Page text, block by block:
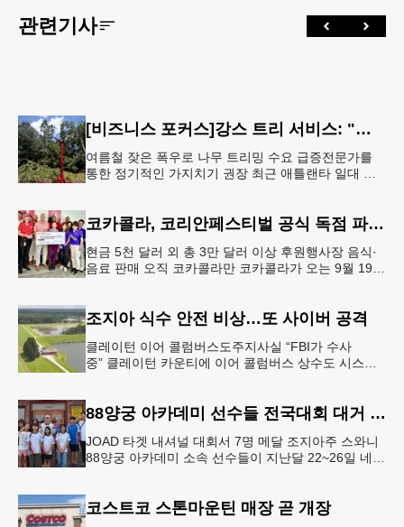
관련기사
[비즈니스 포커스]강스 트리 서비스: "강풍에 부러질라"… 여름철 주택가 수목 관리 '비상'
여름철 잦은 폭우로 나무 트리밍 수요 급증전문가를
통한 정기적인 가지치기 권장 최근 애틀랜타 일대 주
코카콜라, 코리안페스티벌 공식 독점 파트너 참여
현금 5천 달러 외 총 3만 달러 이상 후원행사장 음식·
음료 판매 오직 코카콜라만 코카콜라가 오는 9월 19-
조지아 식수 안전 비상…또 사이버 공격
클레이턴 이어 콜럼버스도주지사실 “FBI가 수사
중” 클레이턴 카운티에 이어 콜럼버스 상수도 시스템
88양궁 아카데미 선수들 전국대회 대거 입상
JOAD 타겟 내셔널 대회서 7명 메달 조지아주 스와니
88양궁 아카데미 소속 선수들이 지난달 22~26일 네브
코스트코 스톤마운틴 매장 곧 개장